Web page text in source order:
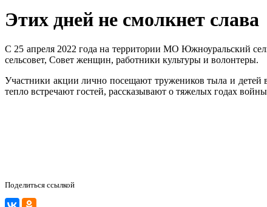
Этих дней не смолкнет слава
С 25 апреля 2022 года на территории МО Южноуральский
сельсовет, Совет женщин, работники культуры и волонтеры.
Участники акции лично посещают тружеников тыла и детей
тепло встречают гостей, рассказывают о тяжелых годах
Поделиться ссылкой